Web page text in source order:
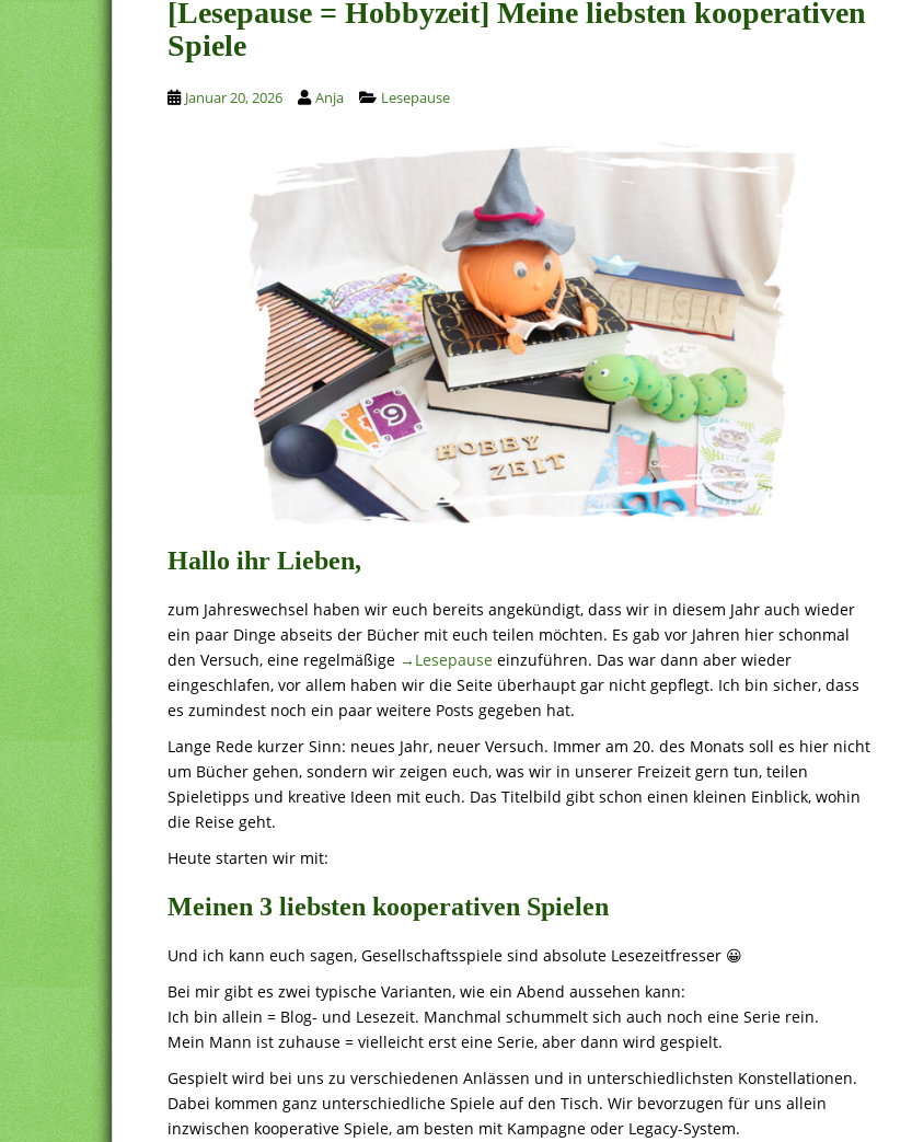
[Lesepause = Hobbyzeit] Meine liebsten kooperativen
Spiele
Januar 20, 2026 Anja Lesepause
Hallo ihr Lieben,
zum Jahreswechsel haben wir euch bereits angekündigt, dass wir in diesem Jahr auch wieder
ein paar Dinge abseits der Bücher mit euch teilen möchten. Es gab vor Jahren hier schonmal
den Versuch, eine regelmäßige →Lesepause einzuführen. Das war dann aber wieder
eingeschlafen, vor allem haben wir die Seite überhaupt gar nicht gepflegt. Ich bin sicher, dass
es zumindest noch ein paar weitere Posts gegeben hat.
Lange Rede kurzer Sinn: neues Jahr, neuer Versuch. Immer am 20. des Monats soll es hier nicht
um Bücher gehen, sondern wir zeigen euch, was wir in unserer Freizeit gern tun, teilen
Spieletipps und kreative Ideen mit euch. Das Titelbild gibt schon einen kleinen Einblick, wohin
die Reise geht.
Heute starten wir mit:
Meinen 3 liebsten kooperativen Spielen
Und ich kann euch sagen, Gesellschaftsspiele sind absolute Lesezeitfresser 😀
Bei mir gibt es zwei typische Varianten, wie ein Abend aussehen kann:
Ich bin allein = Blog- und Lesezeit. Manchmal schummelt sich auch noch eine Serie rein.
Mein Mann ist zuhause = vielleicht erst eine Serie, aber dann wird gespielt.
Gespielt wird bei uns zu verschiedenen Anlässen und in unterschiedlichsten Konstellationen.
Dabei kommen ganz unterschiedliche Spiele auf den Tisch. Wir bevorzugen für uns allein
inzwischen kooperative Spiele, am besten mit Kampagne oder Legacy-System.